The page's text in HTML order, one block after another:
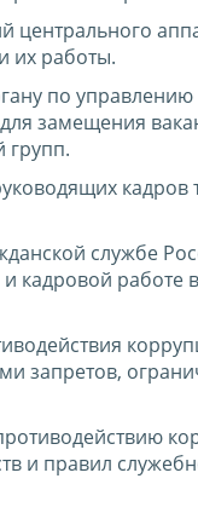
центрального
их работы.
по управлению
замещения
групп.
кадров
службе
кадровой работе
запретов,
и правил